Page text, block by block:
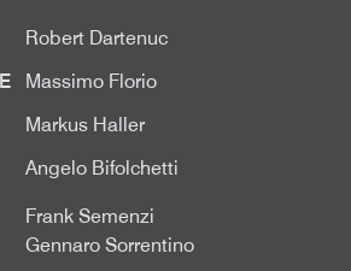
Robert Dartenuc
Massimo Florio
Markus Haller
Angelo Bifolchetti
Frank Semenzi
Gennaro Sorrentino